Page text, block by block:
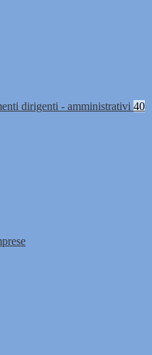
dirigenti - amministrativi 40